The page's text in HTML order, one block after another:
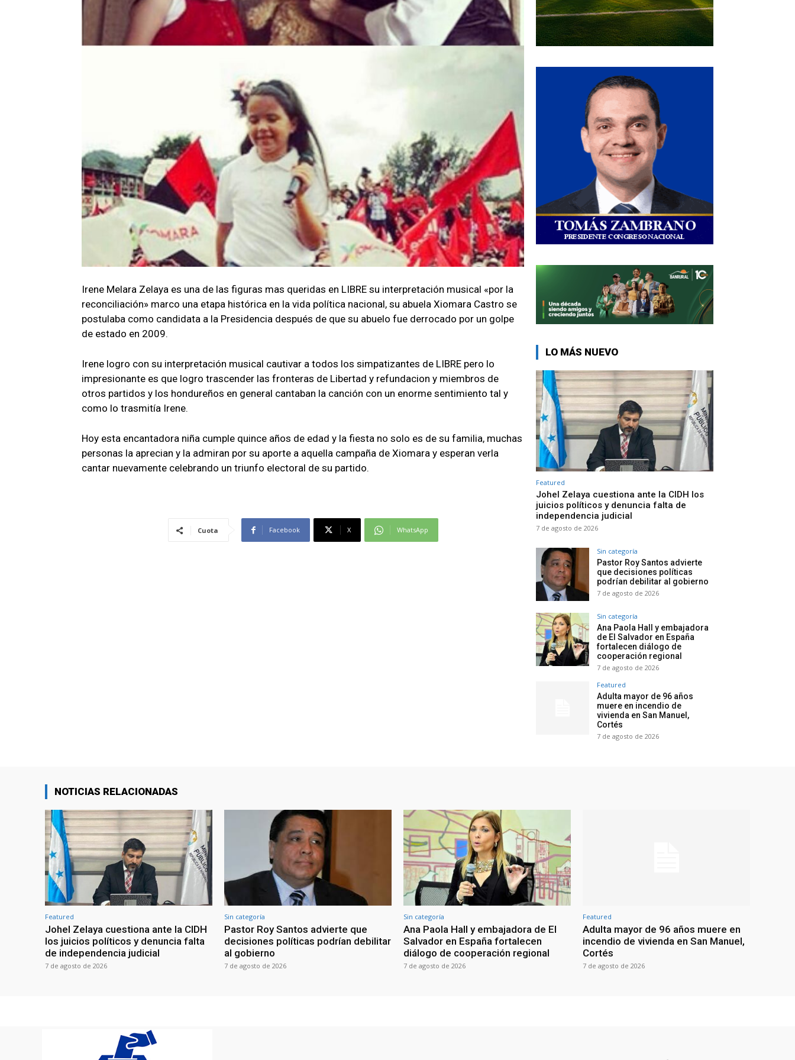
Irene Melara Zelaya es una de las figuras mas queridas en LIBRE su interpretación musical «por la
reconciliación» marco una etapa histórica en la vida política nacional, su abuela Xiomara Castro se
postulaba como candidata a la Presidencia después de que su abuelo fue derrocado por un golpe
de estado en 2009.
Irene logro con su interpretación musical cautivar a todos los simpatizantes de LIBRE pero lo
impresionante es que logro trascender las fronteras de Libertad y refundacion y miembros de
otros partidos y los hondureños en general cantaban la canción con un enorme sentimiento tal y
como lo trasmitía Irene.
Hoy esta encantadora niña cumple quince años de edad y la fiesta no solo es de su familia, muchas
personas la aprecian y la admiran por su aporte a aquella campaña de Xiomara y esperan verla
cantar nuevamente celebrando un triunfo electoral de su partido.
Cuota Facebook X WhatsApp
LO MÁS NUEVO
Featured
Johel Zelaya cuestiona ante la CIDH los
juicios políticos y denuncia falta de
independencia judicial
7 de agosto de 2026
Sin categoría
Pastor Roy Santos advierte
que decisiones políticas
podrían debilitar al gobierno
7 de agosto de 2026
Sin categoría
Ana Paola Hall y embajadora
de El Salvador en España
fortalecen diálogo de
cooperación regional
7 de agosto de 2026
Featured
Adulta mayor de 96 años
muere en incendio de
vivienda en San Manuel,
Cortés
7 de agosto de 2026
NOTICIAS RELACIONADAS
Featured
Johel Zelaya cuestiona ante la CIDH
los juicios políticos y denuncia falta
de independencia judicial
7 de agosto de 2026
Sin categoría
Pastor Roy Santos advierte que
decisiones políticas podrían debilitar
al gobierno
7 de agosto de 2026
Sin categoría
Ana Paola Hall y embajadora de El
Salvador en España fortalecen
diálogo de cooperación regional
7 de agosto de 2026
Featured
Adulta mayor de 96 años muere en
incendio de vivienda en San Manuel,
Cortés
7 de agosto de 2026